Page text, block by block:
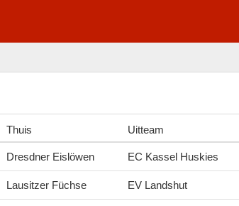
Thuis Uitteam
Dresdner Eislöwen EC Kassel Huskies
Lausitzer Füchse EV Landshut